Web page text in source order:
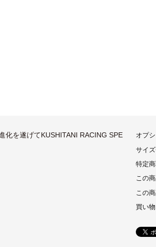
化を遂げてKUSHITANI RACING SPE
オプ
サイ
特定
この
この
買い